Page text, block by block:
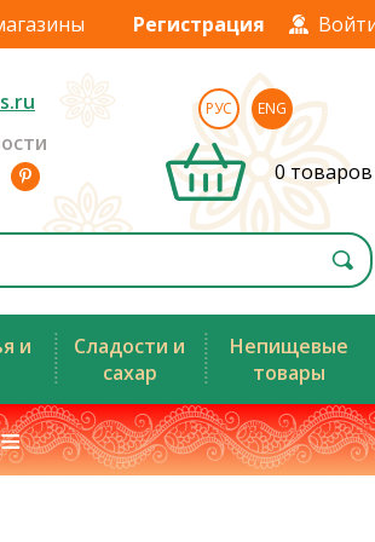
Регистрация
РУС ENG
0 товаров
и
Сладости и
сахар
Непищевые
товары